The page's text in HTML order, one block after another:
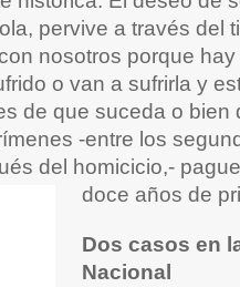
pervive a través del
nosotros porque
o van a sufrirla y
de que suceda o bien
-entre los
del homicicio,-
doce años de
Dos casos en
Nacional